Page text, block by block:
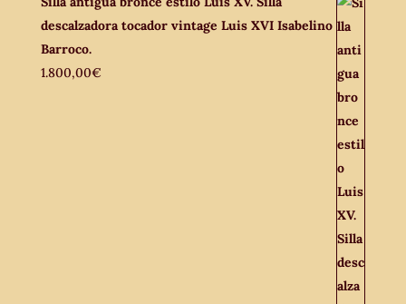
descalzadora tocador vintage Luis XVI Isabelino
Barroco.
1.800,00€